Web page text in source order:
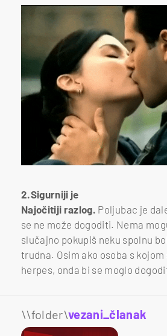
2.Sigurniji je
Najočitiji razlog. Poljubac je
se ne može dogoditi. Nema
slučajno pokupiš neku spolnu
trudna. Osim ako osoba s
herpes, onda bi se moglo
\\folder\vezani_članak